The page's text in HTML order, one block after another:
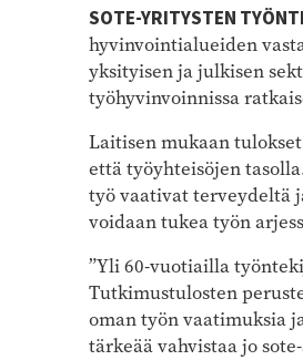
SOTE-YRITYSTEN
hyvinvointialueiden
yksityisen ja julkisen
työhyvinvoinnissa
Laitisen mukaan
että työyhteisöjen
työ vaativat terveydeltä
voidaan tukea työn
”Yli 60-vuotiailla
Tutkimustulosten
oman työn vaatimuksia
tärkeää vahvistaa jo